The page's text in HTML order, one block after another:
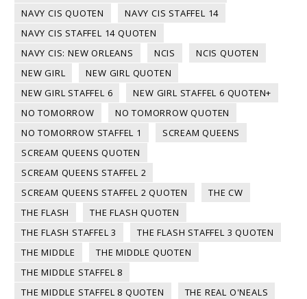
NAVY CIS QUOTEN
NAVY CIS STAFFEL 14
NAVY CIS STAFFEL 14 QUOTEN
NAVY CIS: NEW ORLEANS
NCIS
NCIS QUOTEN
NEW GIRL
NEW GIRL QUOTEN
NEW GIRL STAFFEL 6
NEW GIRL STAFFEL 6 QUOTEN+
NO TOMORROW
NO TOMORROW QUOTEN
NO TOMORROW STAFFEL 1
SCREAM QUEENS
SCREAM QUEENS QUOTEN
SCREAM QUEENS STAFFEL 2
SCREAM QUEENS STAFFEL 2 QUOTEN
THE CW
THE FLASH
THE FLASH QUOTEN
THE FLASH STAFFEL 3
THE FLASH STAFFEL 3 QUOTEN
THE MIDDLE
THE MIDDLE QUOTEN
THE MIDDLE STAFFEL 8
THE MIDDLE STAFFEL 8 QUOTEN
THE REAL O'NEALS